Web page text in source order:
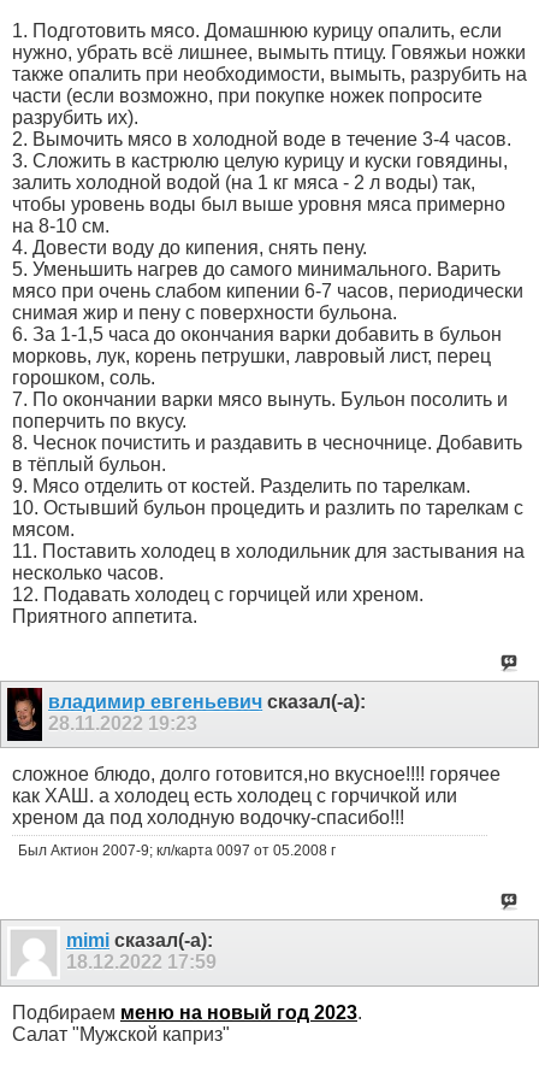
1. Подготовить мясо. Домашнюю курицу опалить, если
нужно, убрать всё лишнее, вымыть птицу. Говяжьи ножки
также опалить при необходимости, вымыть, разрубить на
части (если возможно, при покупке ножек попросите
разрубить их).
2. Вымочить мясо в холодной воде в течение 3-4 часов.
3. Сложить в кастрюлю целую курицу и куски говядины,
залить холодной водой (на 1 кг мяса - 2 л воды) так,
чтобы уровень воды был выше уровня мяса примерно
на 8-10 см.
4. Довести воду до кипения, снять пену.
5. Уменьшить нагрев до самого минимального. Варить
мясо при очень слабом кипении 6-7 часов, периодически
снимая жир и пену с поверхности бульона.
6. За 1-1,5 часа до окончания варки добавить в бульон
морковь, лук, корень петрушки, лавровый лист, перец
горошком, соль.
7. По окончании варки мясо вынуть. Бульон посолить и
поперчить по вкусу.
8. Чеснок почистить и раздавить в чесночнице. Добавить
в тёплый бульон.
9. Мясо отделить от костей. Разделить по тарелкам.
10. Остывший бульон процедить и разлить по тарелкам с
мясом.
11. Поставить холодец в холодильник для застывания на
несколько часов.
12. Подавать холодец с горчицей или хреном.
Приятного аппетита.
владимир евгеньевич сказал(-а):
28.11.2022 19:23
сложное блюдо, долго готовится,но вкусное!!!! горячее
как ХАШ. а холодец есть холодец с горчичкой или
хреном да под холодную водочку-спасибо!!!
Был Актион 2007-9; кл/карта 0097 от 05.2008 г
mimi сказал(-а):
18.12.2022 17:59
Подбираем меню на новый год 2023.
Салат "Мужской каприз"